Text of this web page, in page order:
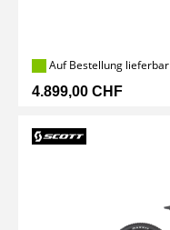
Auf Bestellung lieferbar
4.899,00 CHF